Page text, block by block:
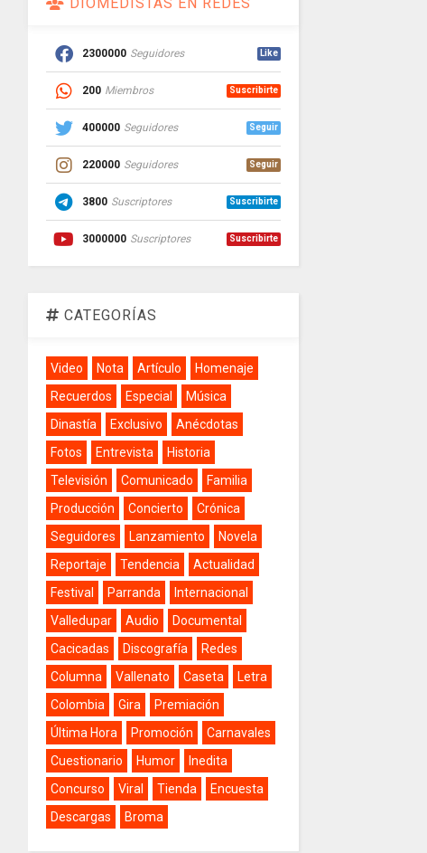
2300000 Seguidores Like
200 Miembros Suscribirte
400000 Seguidores Seguir
220000 Seguidores Seguir
3800 Suscriptores Suscribirte
3000000 Suscriptores Suscribirte
CATEGORÍAS
Video Nota Artículo
Homenaje
Recuerdos
Especial
Música
Dinastía
Exclusivo
Anécdotas
Fotos
Entrevista
Historia
Televisión
Comunicado
Familia
Producción
Concierto
Crónica
Seguidores
Lanzamiento
Novela
Reportaje
Tendencia
Actualidad
Festival
Parranda
Internacional
Valledupar
Audio
Documental
Cacicadas
Discografía
Redes
Columna
Vallenato Caseta
Letra
Colombia
Gira
Premiación
Última Hora
Promoción
Carnavales
Cuestionario
Humor
Inedita
Concurso
Viral Tienda
Encuesta
Descargas
Broma